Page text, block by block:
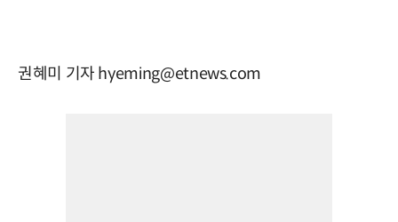
권혜미 기자 hyeming@etnews.com